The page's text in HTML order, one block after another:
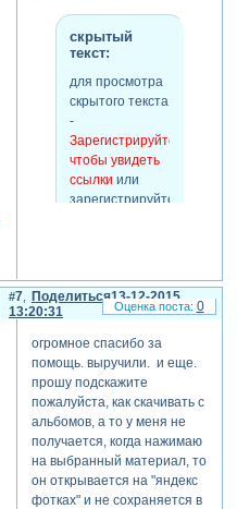
скрытый
текст:
для просмотра
скрытого текста
-
Зарегистрируйтесь,
чтобы увидеть
ссылки или
зарегистрируйтесь
(12-12-2015 21:38:52)
Поделиться
7
13-12-2015
13:20:31
огромное спасибо за
помощь. выручили. и еще.
прошу подскажите
пожалуйста, как скачивать с
альбомов, а то у меня не
получается, когда нажимаю
на выбранный материал, то
он открывается на "яндекс
фотках" и не сохраняется в
0